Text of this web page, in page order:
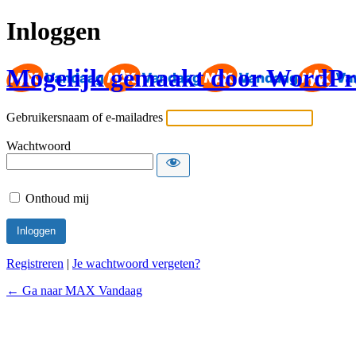
Inloggen
Mogelijk gemaakt door
Gebruikersnaam of e-mailadres
Wachtwoord
Onthoud mij
Registreren | Je wachtwoord vergeten?
← Ga naar MAX Vandaag